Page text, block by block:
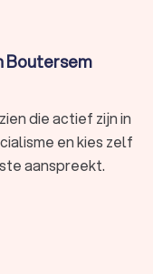
op de hoogte van
ook optimaal
wat echt belangrijk
van vier offertes
kan zijn. Daarom
van vier lokale
Door
Boutersem
die actief zijn in
en kies zelf
aanspreekt.